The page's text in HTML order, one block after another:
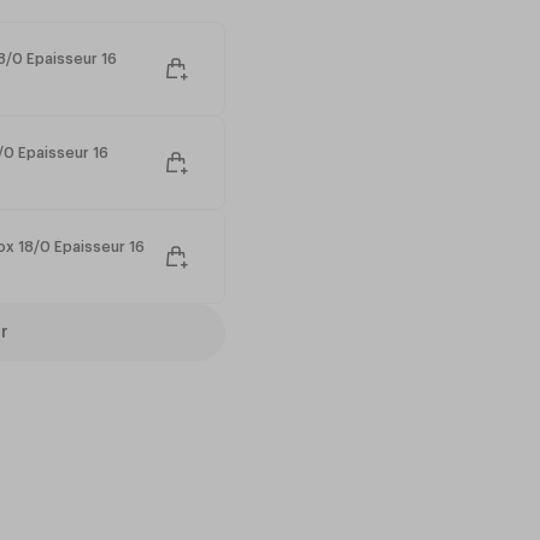
0 Épaisseur 16
Épaisseur 16
18/0 Épaisseur 16